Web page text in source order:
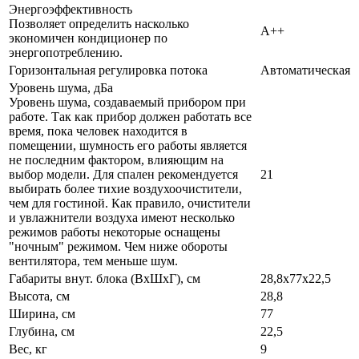
Энергоэффективность
Позволяет определить насколько
экономичен кондиционер по
энергопотреблению.
A++
Горизонтальная регулировка потока
Автоматическая
Уровень шума, дБа
Уровень шума, создаваемый прибором при
работе. Так как прибор должен работать все
время, пока человек находится в
помещении, шумность его работы является
не последним фактором, влияющим на
выбор модели. Для спален рекомендуется
выбирать более тихие воздухоочистители,
чем для гостиной. Как правило, очистители
и увлажнители воздуха имеют несколько
режимов работы некоторые оснащены
"ночным" режимом. Чем ниже обороты
вентилятора, тем меньше шум.
21
Габариты внут. блока (ВхШхГ), см
28,8х77х22,5
Высота, см
28,8
Ширина, см
77
Глубина, см
22,5
Вес, кг
9